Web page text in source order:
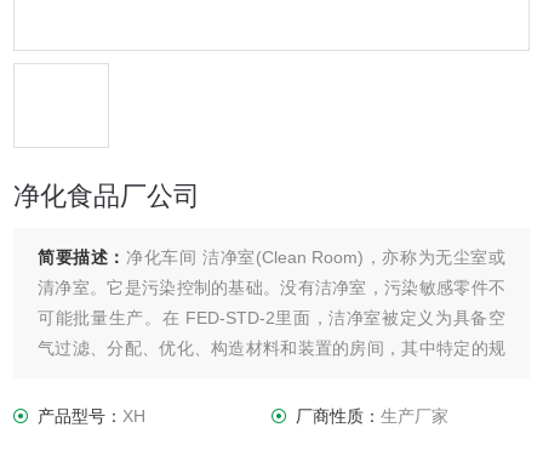
净化食品厂公司
简要描述：净化车间 洁净室(Clean Room)，亦称为无尘室或
清净室。它是污染控制的基础。没有洁净室，污染敏感零件不
可能批量生产。在 FED-STD-2里面，洁净室被定义为具备空
气过滤、分配、优化、构造材料和装置的房间，其中特定的规
洁净度级别。
产品型号：XH 厂商性质： 生产厂家